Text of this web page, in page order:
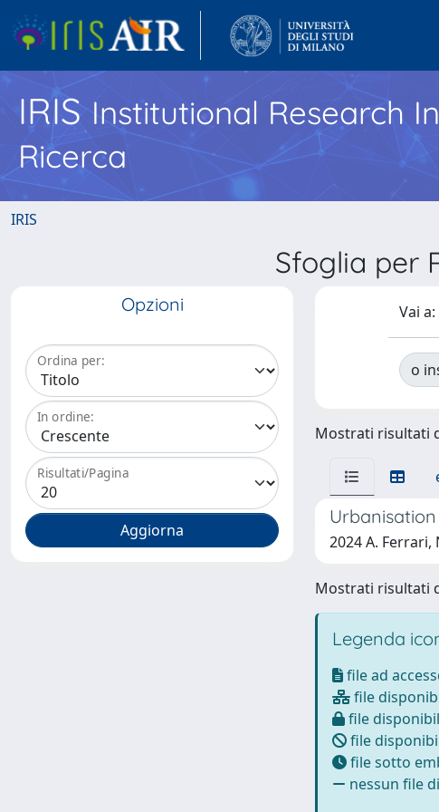
IRISInstitutional Research
Ricerca
IRIS
Sfoglia per
Opzioni
Ordina per:
In ordine:
Risultati/Pagina
Vai a:
o
Mostrati risultati
2024 A. Ferrari,
Mostrati risultati
Legenda
file ad
file
file
file
file sotto
nessun file